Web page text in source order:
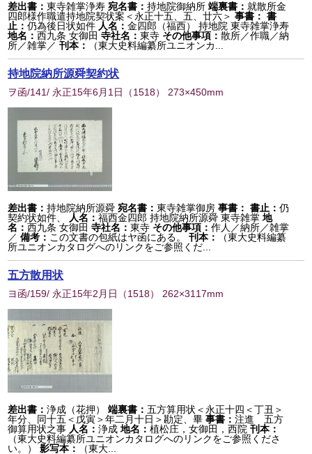
差出書：東寺雑掌浄寿 宛名書：持地院御納所 端裏書：就散所金
四郎様作職遣持地院契状案＜永正十五、五、廿六＞ 事書： 書
止：仍為後日状如件 人名：金四郎（福西） 持地院 東寺雑掌浄寿
地名：西九条 女御田 寺社名：東寺 その他事項：散所／作職／納
所／雑掌／刊本： （東大史料編纂所ユニオンカ...
持地院納所源舜契約状
ヲ函/141/ 永正15年6月1日 （1518） 273×450mm
差出書：持地院納所源舜 宛名書：東寺雑掌御房 事書： 書止：仍
契約状如件、
人名：福西金四郎 持地院納所源舜 東寺雑掌 地
名：西九条 女御田 寺社名：東寺 その他事項：作人／納所／雑掌
／備考： この文書の包紙はヤ函にある。 刊本：
（東大史料編纂
所ユニオンカタログへのリンクをご参照くだ...
五方散用状
ヨ函/159/ 永正15年2月日 （1518） 262×3117mm
差出書：浄成（花押） 端裏書：五方算用状＜永正十四＜丁丑＞
年分、同十五＜戊寅＞年二月十日＞勘定、畢 事書：注進 五方
御算用状之事 人名：浄成 地名：植松庄，女御田，西院 刊本：
（東大史料編纂所ユニオンカタログへのリンクをご参照くださ
い。）
影写本： （東大...